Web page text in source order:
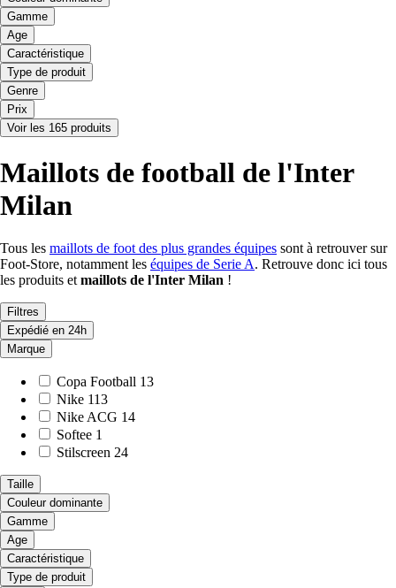
Gamme
Age
Caractéristique
Type de produit
Genre
Prix
Voir les 165 produits
Maillots de football de l'Inter
Milan
Tous les maillots de foot des plus grandes équipes sont à retrouver sur
Foot-Store, notamment les équipes de Serie A. Retrouve donc ici tous
les produits et maillots de l'Inter Milan !
Filtres
Expédié en 24h
Marque
Copa Football 13
Nike 113
Nike ACG 14
Softee 1
Stilscreen 24
Taille
Couleur dominante
Gamme
Age
Caractéristique
Type de produit